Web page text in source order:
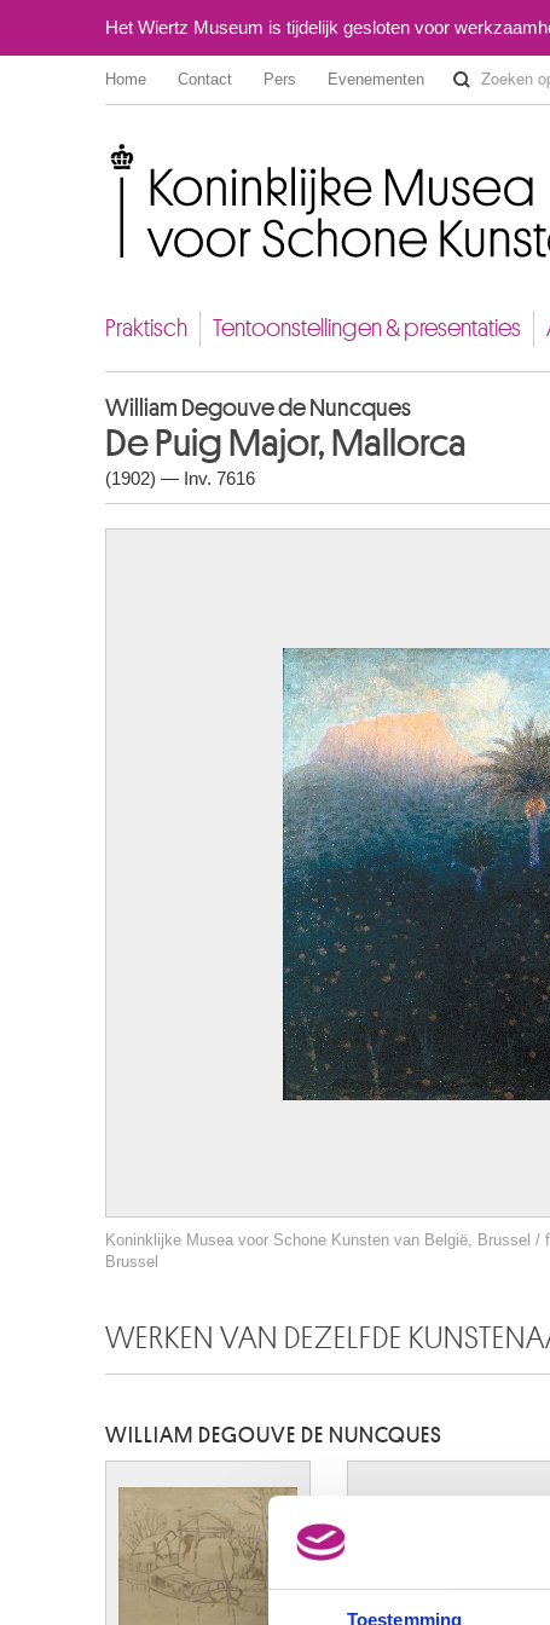
Toestemming
Het Wiertz Museum is tijdelijk gesloten voor
Home Contact Pers Evenementen
Praktisch Tentoonstellingen & presentaties
William Degouve de Nuncques
De Puig Major, Mallorca
(1902) — Inv. 7616
Koninklijke Musea voor Schone Kunsten van België, Brussel /
Brussel
WERKEN VAN DEZELFDE
WILLIAM DEGOUVE DE NUNCQUES